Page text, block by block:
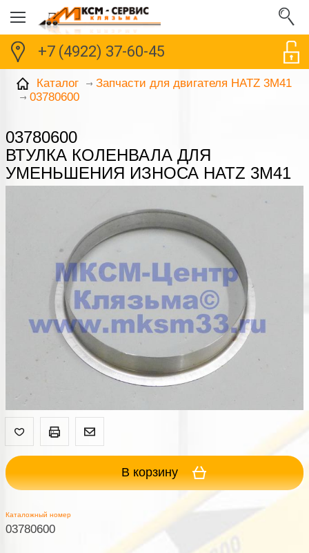
+7 (4922) 37-60-45
Каталог
Запчасти для двигателя HATZ 3M41
03780600
03780600
ВТУЛКА КОЛЕНВАЛА ДЛЯ
УМЕНЬШЕНИЯ ИЗНОСА HATZ 3M41
В корзину
Каталожный номер
03780600